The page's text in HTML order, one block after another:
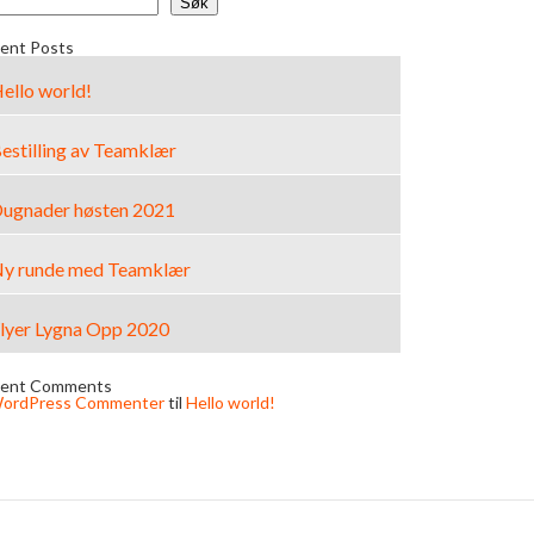
Posts
world!
av Teamklær
høsten 2021
runde med Teamklær
Lygna Opp 2020
Comments
Commentertil Hello world!